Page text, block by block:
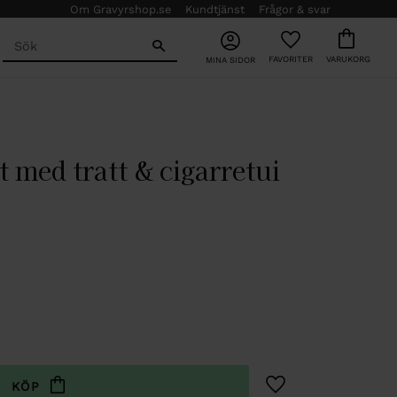
Om Gravyrshop.se Kundtjänst Frågor & svar
MINA SIDOR
FAVORITER
KUNDVAGN
med tratt & cigarretui
Lägg till i favoriter